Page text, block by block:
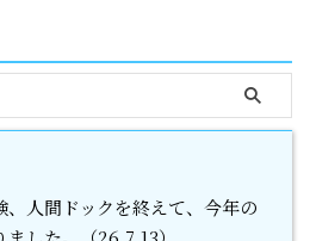
人間ドックを終えて、今年の